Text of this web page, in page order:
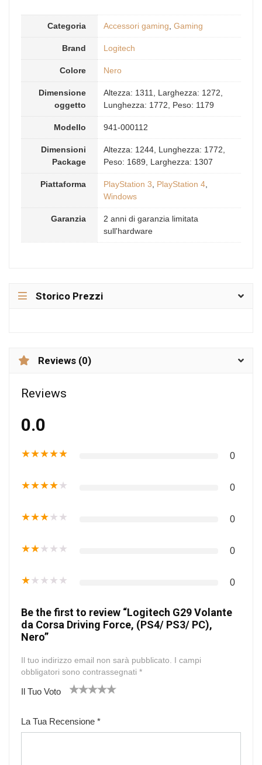
Categoria Accessori gaming Gaming
Brand Logitech
Colore Nero
Dimensione
oggetto
Altezza: 1311, Larghezza: 1272,
Lunghezza: 1772, Peso: 1179
Modello 941-000112
Dimensioni
Package
Altezza: 1244, Lunghezza: 1772,
Peso: 1689, Larghezza: 1307
Piattaforma PlayStation 3 PlayStation 4
Windows
Garanzia
2 anni di garanzia limitata
sull'hardware
Storico Prezzi
Reviews (0)
Reviews
0.0
★★★★★ 0
★★★★★ 0
★★★★ ★ 0
★★★ ★ ★ 0
★★ ★ ★ ★ 0
Be the first to review “Logitech G29 Volante
da Corsa Driving Force, (PS4/ PS3/ PC),
Nero”
Il tuo indirizzo email non sarà pubblicato.
I campi
obbligatori sono contrassegnati *
Il Tuo Voto
La Tua Recensione *